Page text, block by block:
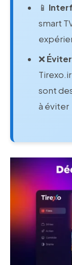
📱
smart
❌
sont
à éviter